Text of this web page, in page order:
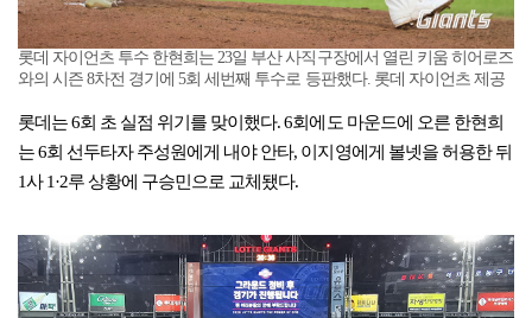
롯데 자이언츠 투수 한현희는 23일 부산 사직구장에서 열린 키움 히어로즈
와의 시즌 8차전 경기에 5회 세번째 투수로 등판했다. 롯데 자이언츠 제공
롯데는 6회 초 실점 위기를 맞이했다. 6회에도 마운드에 오른 한현희
는 6회 선두타자 주성원에게 내야 안타, 이지영에게 볼넷을 허용한 뒤
1사 1·2루 상황에 구승민으로 교체됐다.